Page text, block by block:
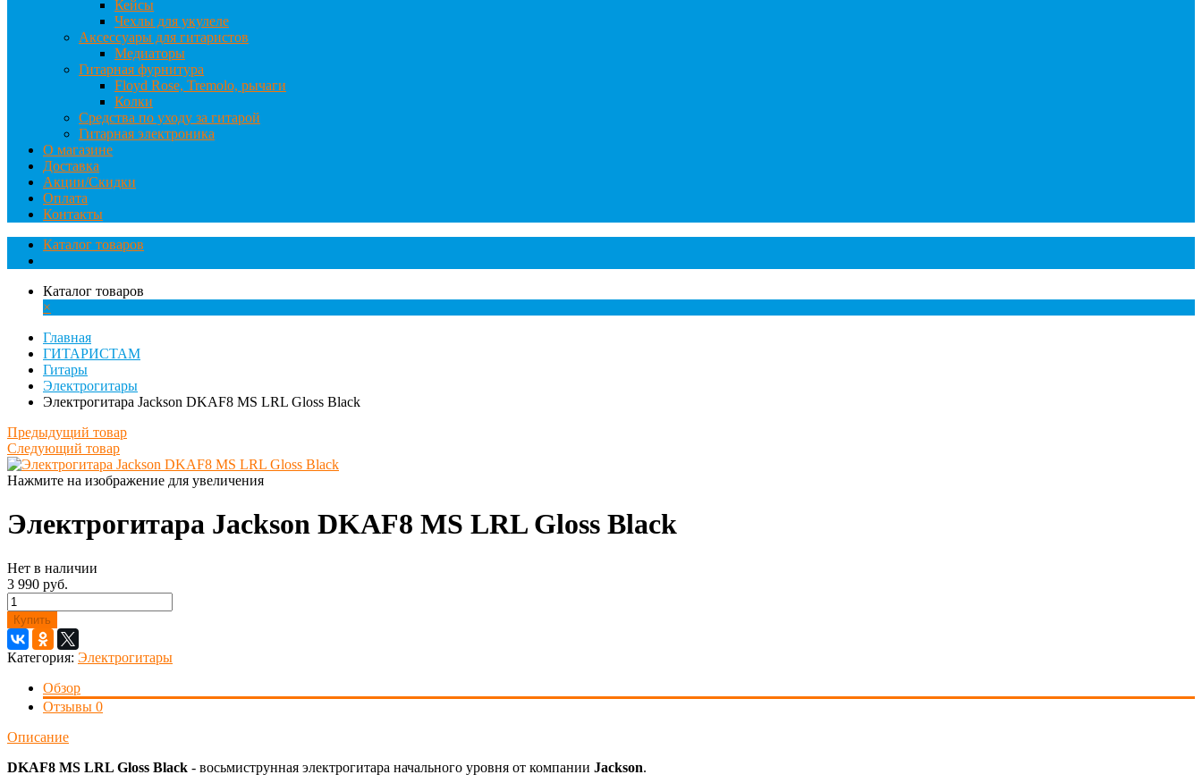
Кейсы
Чехлы для укулеле
Аксессуары для гитаристов
Медиаторы
Гитарная фурнитура
Floyd Rose, Tremolo, рычаги
Колки
Средства по уходу за гитарой
Гитарная электроника
О магазине
Доставка
Акции/Скидки
Оплата
Контакты
Каталог товаров
Каталог товаров
×
Главная
ГИТАРИСТАМ
Гитары
Электрогитары
Электрогитара Jackson DKAF8 MS LRL Gloss Black
Предыдущий товар
Следующий товар
Нажмите на изображение для увеличения
Электрогитара Jackson DKAF8 MS LRL Gloss Black
Нет в наличии
3 990 руб.
Купить
Категория: Электрогитары
Обзор
Отзывы 0
Описание
DKAF8 MS LRL Gloss Black - восьмиструнная электрогитара начального уровня от компании Jackson.